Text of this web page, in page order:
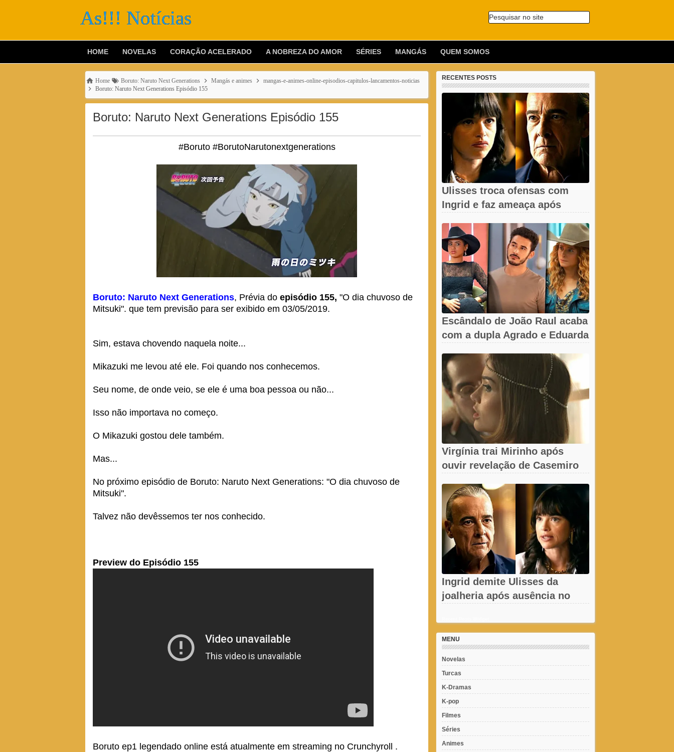
As!!! Notícias Pesquisar no site
HOME NOVELAS CORAÇÃO ACELERADO A NOBREZA DO AMOR SÉRIES MANGÁS QUEM SOMOS
Home Boruto: Naruto Next Generations Mangás e animes
mangas-e-animes-online-episodios-capitulos-lancamentos-noticias
Boruto: Naruto Next Generations Episódio 155
Boruto: Naruto Next Generations Episódio 155
#Boruto #BorutoNarutonextgenerations
Boruto: Naruto Next Generations, Prévia do episódio 155, "O dia chuvoso de
Mitsuki". que tem previsão para ser exibido em 03/05/2019.
Sim, estava chovendo naquela noite...
Mikazuki me levou até ele. Foi quando nos conhecemos.
Seu nome, de onde veio, se ele é uma boa pessoa ou não...
Isso não importava no começo.
O Mikazuki gostou dele também.
Mas...
No próximo episódio de Boruto: Naruto Next Generations: "O dia chuvoso de
Mitsuki".
Talvez não devêssemos ter nos conhecido.
Preview do Episódio 155
Boruto ep1 legendado online está atualmente em streaming no Crunchyroll .
RECENTES POSTS
Ulisses troca ofensas com
Ingrid e faz ameaça após
Escândalo de João Raul acaba
com a dupla Agrado e Eduarda
Virgínia trai Mirinho após
ouvir revelação de Casemiro
Ingrid demite Ulisses da
joalheria após ausência no
MENU
Novelas
Turcas
K-Dramas
K-pop
Filmes
Séries
Animes